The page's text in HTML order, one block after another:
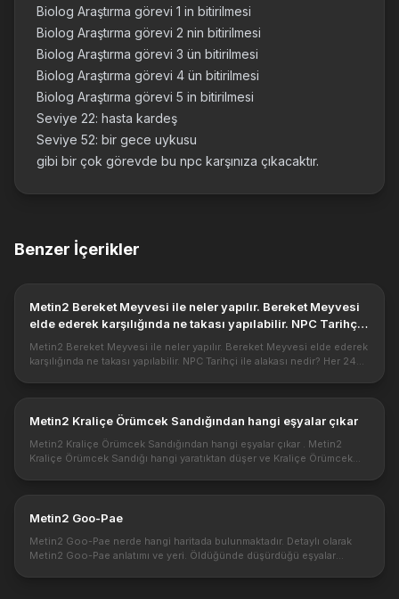
Biolog Araştırma görevi 1 in bitirilmesi
Biolog Araştırma görevi 2 nin bitirilmesi
Biolog Araştırma görevi 3 ün bitirilmesi
Biolog Araştırma görevi 4 ün bitirilmesi
Biolog Araştırma görevi 5 in bitirilmesi
Seviye 22: hasta kardeş
Seviye 52: bir gece uykusu
gibi bir çok görevde bu npc karşınıza çıkacaktır.
Benzer İçerikler
Metin2 Bereket Meyvesi ile neler yapılır. Bereket Meyvesi
elde ederek karşılığında ne takası yapılabilir. NPC Tarihçi
ile alakası nedir?
Metin2 Bereket Meyvesi ile neler yapılır. Bereket Meyvesi elde ederek
karşılığında ne takası yapılabilir. NPC Tarihçi ile alakası nedir? Her 24
Metin2 Kraliçe Örümcek Sandığından hangi eşyalar çıkar
Metin2 Kraliçe Örümcek Sandığından hangi eşyalar çıkar . Metin2
Kraliçe Örümcek Sandığı hangi yaratıktan düşer ve Kraliçe Örümcek
Metin2 Goo-Pae
Metin2 Goo-Pae nerde hangi haritada bulunmaktadır. Detaylı olarak
Metin2 Goo-Pae anlatımı ve yeri. Öldüğünde düşürdüğü eşyalar